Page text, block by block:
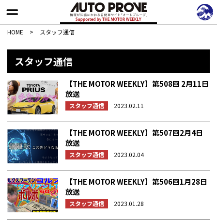
HOME > スタッフ通信
スタッフ通信
【THE MOTOR WEEKLY】第508回 2月11日
放送
スタッフ通信 2023.02.11
【THE MOTOR WEEKLY】第507回2月4日
放送
スタッフ通信 2023.02.04
【THE MOTOR WEEKLY】第506回1月28日
放送
スタッフ通信 2023.01.28